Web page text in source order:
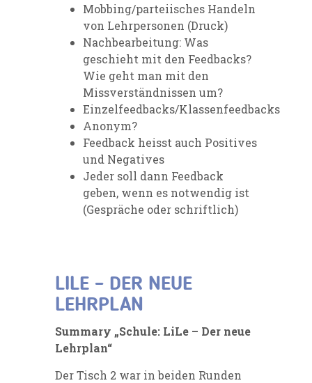
Mobbing/parteiisches Handeln
von Lehrpersonen (Druck)
Nachbearbeitung: Was
geschieht mit den Feedbacks?
Wie geht man mit den
Missverständnissen um?
Einzelfeedbacks/Klassenfeedbacks
Anonym?
Feedback heisst auch Positives
und Negatives
Jeder soll dann Feedback
geben, wenn es notwendig ist
(Gespräche oder schriftlich)
LILE – DER NEUE
LEHRPLAN
Summary „Schule: LiLe – Der neue
Lehrplan“
Der Tisch 2 war in beiden Runden